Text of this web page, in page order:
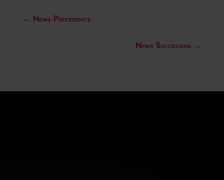
← News Precedente
News Successiva →